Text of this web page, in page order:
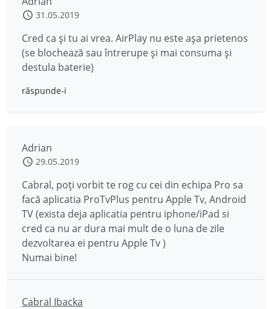
31.05.2019
Cred ca și tu ai vrea. AirPlay nu este așa prietenos
(se blochează sau întrerupe și mai consuma și
destula baterie)
răspunde-i
Adrian
29.05.2019
Cabral, poți vorbit te rog cu cei din echipa Pro sa
facă aplicatia ProTvPlus pentru Apple Tv, Android
TV (exista deja aplicatia pentru iphone/iPad si
cred ca nu ar dura mai mult de o luna de zile
dezvoltarea ei pentru Apple Tv )
Numai bine!
Cabral Ibacka